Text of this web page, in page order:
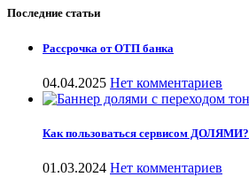
Последние статьи
Рассрочка от ОТП банка
04.04.2025 Нет комментариев
Как пользоваться сервисом ДОЛЯМИ?
01.03.2024 Нет комментариев